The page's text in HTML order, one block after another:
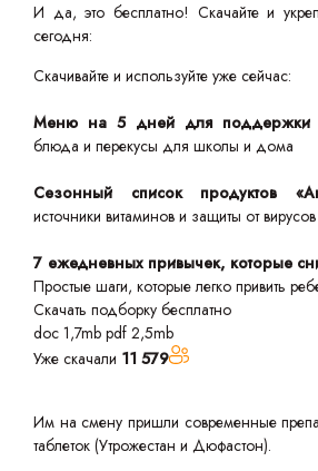
И да, это бесплатно! Скачайте и
сегодня:
Скачивайте и используйте уже сейчас:
Меню на 5 дней для поддержки
блюда и перекусы для школы и дома
Сезонный список продуктов
источники витаминов и защиты от вирусов
7 ежедневных привычек, которые
Простые шаги, которые легко привить
Скачать подборку бесплатно
doc 1,7mb pdf 2,5mb
Уже скачали 11 579
Им на смену пришли современные
таблеток (Утрожестан и Дюфастон).